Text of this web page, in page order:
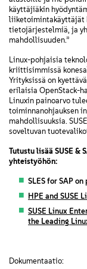
käyttäjiäkin
liiketoimintakäyttäjät
tietojärjestelmiä, ja
mahdollisuuden.”
Linux-pohjaisia
kriittisimmissä
Yrityksissä on
erilaisia OpenStack-
Linuxin painoarvo
toiminnanohjauksen
mahdollisuuksia.
soveltuvan
Tutustu lisää SUSE &
yhteistyöhön:
SLES for SAP
HPE and SUSE
SUSE Linux
the Leading
Dokumentaatio: